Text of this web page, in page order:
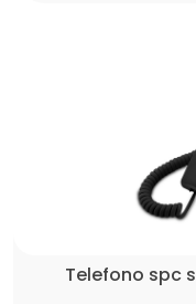
Telefono spc